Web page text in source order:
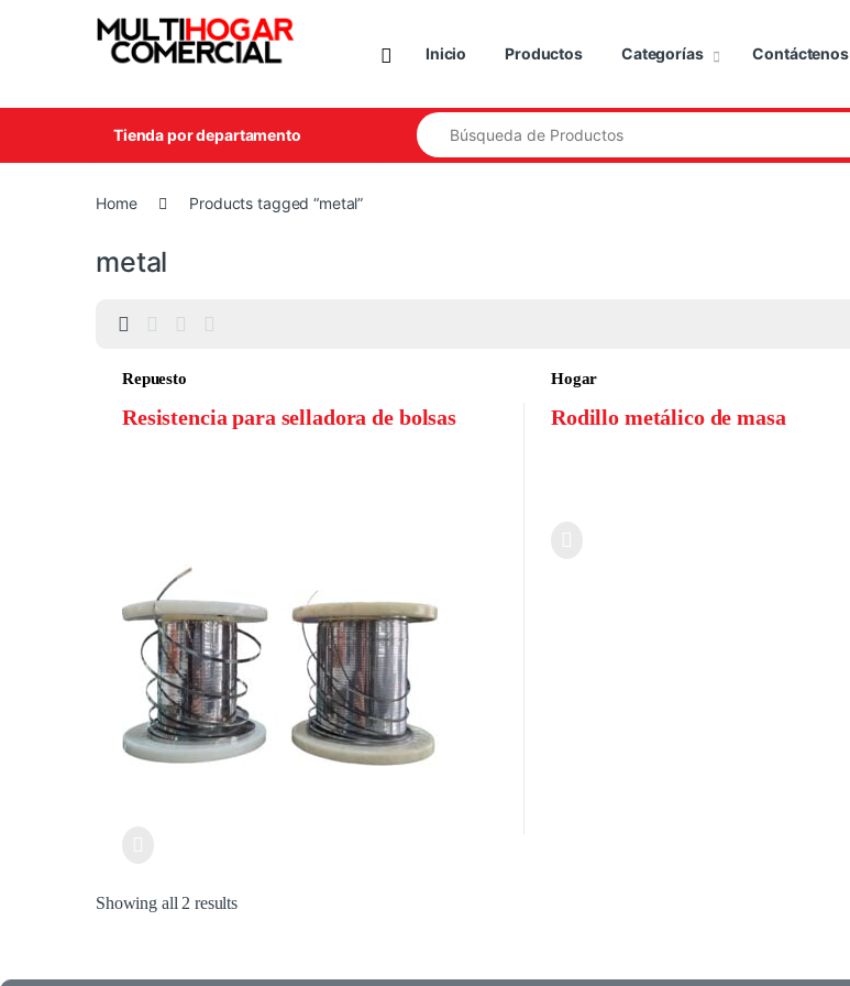
Inicio Productos Categorías Contáctenos
Tienda por departamento
Search for:
Home Products tagged “metal”
metal
Repuesto
Resistencia para selladora de bolsas
Hogar
Rodillo metálico de masa
Showing all 2 results